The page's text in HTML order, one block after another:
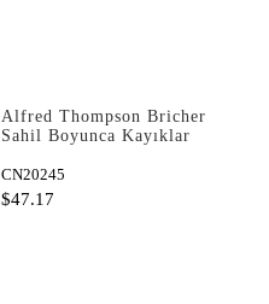
Alfred Thompson Bricher
Sahil Boyunca Kayıklar
CN20245
$47.17